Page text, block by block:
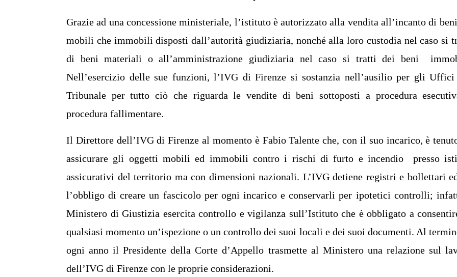
Grazie ad una concessione ministeriale, l’istituto è autorizzato alla vendita all’incanto di
mobili che immobili disposti dall’autorità giudiziaria, nonché alla loro custodia nel caso si
di beni materiali o all’amministrazione giudiziaria nel caso si tratti dei beni
Nell’esercizio delle sue funzioni, l’IVG di Firenze si sostanzia nell’ausilio per gli
Tribunale per tutto ciò che riguarda le vendite di beni sottoposti a procedura
procedura fallimentare.
Il Direttore dell’IVG di Firenze al momento è Fabio Talente che, con il suo incarico, è
assicurare gli oggetti mobili ed immobili contro i rischi di furto e incendio presso
assicurativi del territorio ma con dimensioni nazionali. L’IVG detiene registri e bollettari
l’obbligo di creare un fascicolo per ogni incarico e conservarli per ipotetici controlli;
Ministero di Giustizia esercita controllo e vigilanza sull’Istituto che è obbligato a
qualsiasi momento un’ispezione o un controllo dei suoi locali e dei suoi documenti. Al
ogni anno il Presidente della Corte d’Appello trasmette al Ministero una relazione sul
dell’IVG di Firenze con le proprie considerazioni.